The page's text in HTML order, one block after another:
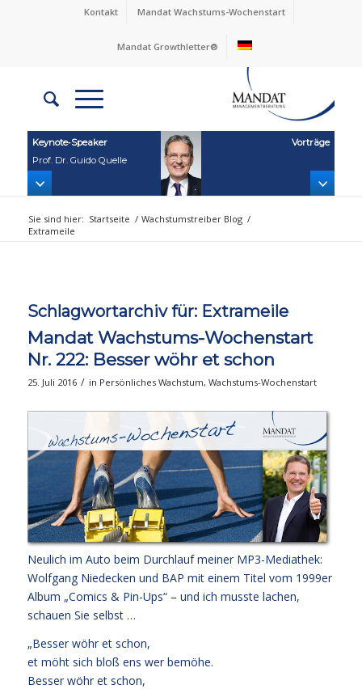
Kontakt Mandat Wachstums-Wochenstart
Mandat Growthletter®
Keynote‑Speaker
Prof. Dr. Guido Quelle
Vorträge
Sie sind hier: Startseite / Wachstumstreiber Blog /
Extrameile
Schlagwortarchiv für: Extrameile
Mandat Wachstums-Wochenstart
Nr. 222: Besser wöhr et schon
25. Juli 2016 / in Persönliches Wachstum, Wachstums-Wochenstart
Neulich im Auto beim Durchlauf meiner MP3-Mediathek:
Wolfgang Niedecken und BAP mit einem Titel vom 1999er
Album „Comics & Pin-Ups“ – und ich musste lachen,
schauen Sie selbst …
„Besser wöhr et schon,
et möht sich bloß ens wer bemöhe.
Besser wöhr et schon,